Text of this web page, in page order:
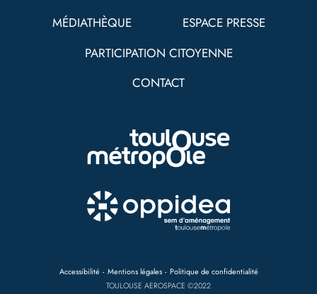
MÉDIATHÈQUE
ESPACE PRESSE
PARTICIPATION CITOYENNE
CONTACT
Accessibilité Mentions légales
Politique de confidentialité
TOULOUSE AEROSPACE ©2022